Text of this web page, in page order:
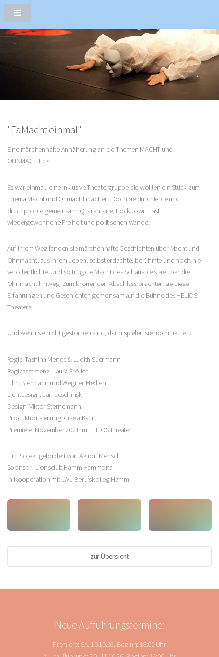
"Es Macht einmal"
Eine märchenhafte Annäherung an die Themen MACHT und
OHNMACHT.p>
Es war einmal...eine inklusive Theatergruppe die wollten ein Stück zum
Thema Macht und Ohmacht machen. Doch sie durchlebte und
druchprobte gemeinsam: Quarantäne, Lockdown, fast
wiedergewonnene Freiheit und politischen Wandel.
Auf ihrem Weg fanden sie märchenhafte Geschichten über Macht und
Ohnmacht, aus ihrem Leben, selbst erdachte, berühmte und noch nie
veröffentlichte. Und so trug die Macht des Schauspiels sie über die
Ohnmacht hinweg. Zum krönenden Abschluss brachten sie diese
Erfahrungen und Geschichten gemeinsam auf die Bühne des HELIOS
Theaters.
Und wenn sie nicht gestorben sind, dann spielen sie noch heute....
Regie: Tashina Mende & Judith Suermann
Regieasstistenz: Laura Frölich
Film: Biermann und Wegner Medien
Lichtdesign: Jan Leschinski
Design: Viktor Sternemann
Produktionsleitung: Gisela Kaun
Premiere: November 2021 im HELIOS Theater
Ein Projekt gefördert von Aktion Mensch
Sponsor: Lionsclub Hamm Hammona
in Kooperation mit LWL Berufskolleg Hamm
zur Übersicht
Neue Aufführungstermine:
Premiere: SA, 10.10.26, Beginn: 18:00 Uhr